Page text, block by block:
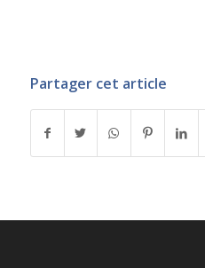
Partager cet article